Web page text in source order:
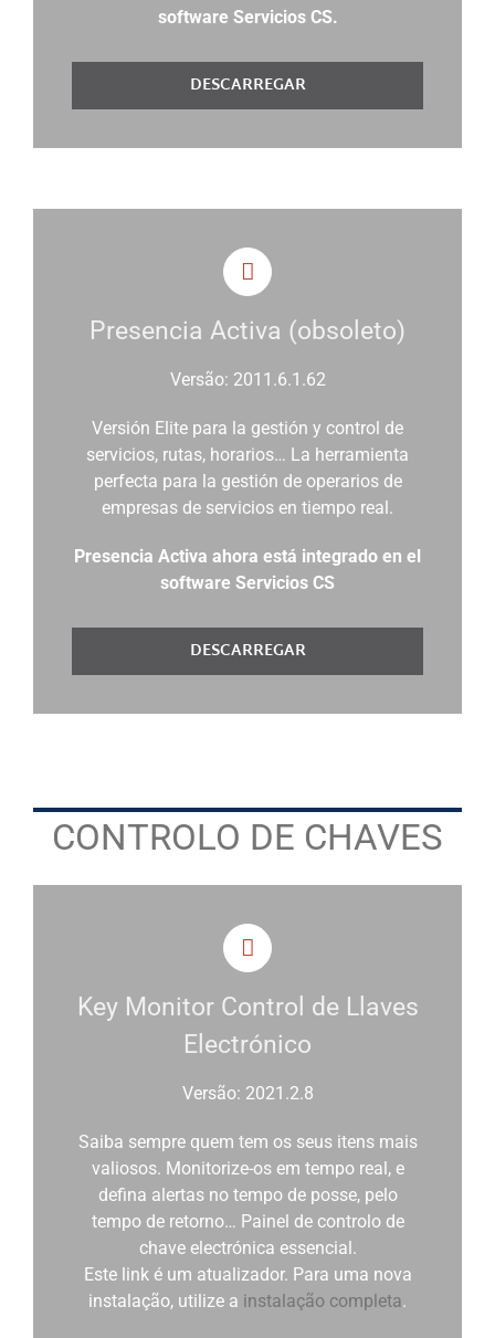
software Servicios CS.
DESCARREGAR
Presencia Activa (obsoleto)
Versão: 2011.6.1.62
Versión Elite para la gestión y control de
servicios, rutas, horarios… La herramienta
perfecta para la gestión de operarios de
empresas de servicios en tiempo real.
Presencia Activa ahora está integrado en el
software Servicios CS
DESCARREGAR
CONTROLO DE CHAVES
Key Monitor Control de Llaves
Electrónico
Versão: 2021.2.8
Saiba sempre quem tem os seus itens mais
valiosos. Monitorize-os em tempo real, e
defina alertas no tempo de posse, pelo
tempo de retorno… Painel de controlo de
chave electrónica essencial.
Este link é um atualizador. Para uma nova
instalação, utilize a instalação completa.